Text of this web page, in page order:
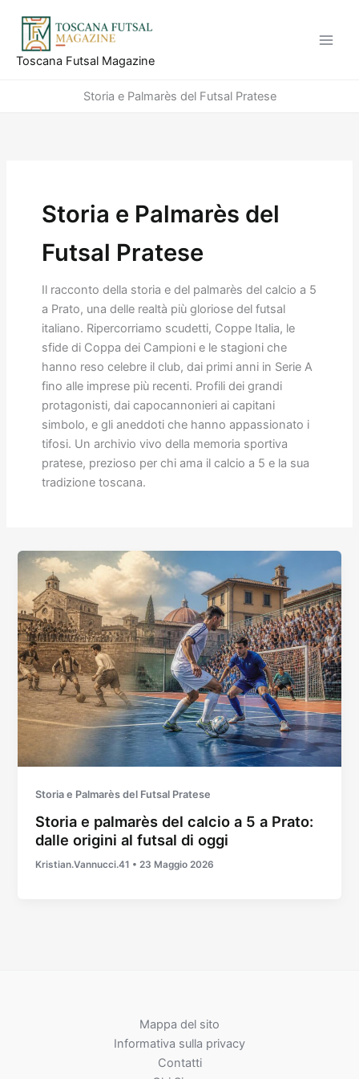
contenuto
Toscana Futsal Magazine
Storia e Palmarès del Futsal Pratese
Storia e Palmarès del
Futsal Pratese
Il racconto della storia e del palmarès del calcio a 5
a Prato, una delle realtà più gloriose del futsal
italiano. Ripercorriamo scudetti, Coppe Italia, le
sfide di Coppa dei Campioni e le stagioni che
hanno reso celebre il club, dai primi anni in Serie A
fino alle imprese più recenti. Profili dei grandi
protagonisti, dai capocannonieri ai capitani
simbolo, e gli aneddoti che hanno appassionato i
tifosi. Un archivio vivo della memoria sportiva
pratese, prezioso per chi ama il calcio a 5 e la sua
tradizione toscana.
Storia e Palmarès del Futsal Pratese
Storia e palmarès del calcio a 5 a Prato:
dalle origini al futsal di oggi
Kristian.Vannucci.41 •23 Maggio 2026
Mappa del sito
Informativa sulla privacy
Contatti